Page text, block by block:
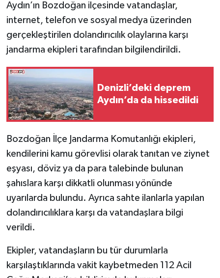
Aydın’ın Bozdoğan ilçesinde vatandaşlar,
internet, telefon ve sosyal medya üzerinden
gerçekleştirilen dolandırıcılık olaylarına karşı
jandarma ekipleri tarafından bilgilendirildi.
Denizli’deki deprem
Aydın’da da hissedildi
Bozdoğan İlçe Jandarma Komutanlığı ekipleri,
kendilerini kamu görevlisi olarak tanıtan ve ziynet
eşyası, döviz ya da para talebinde bulunan
şahıslara karşı dikkatli olunması yönünde
uyarılarda bulundu. Ayrıca sahte ilanlarla yapılan
dolandırıcılıklara karşı da vatandaşlara bilgi
verildi.
Ekipler, vatandaşların bu tür durumlarla
karşılaştıklarında vakit kaybetmeden 112 Acil